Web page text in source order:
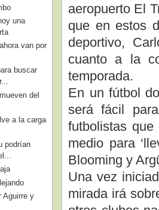
aeropuerto El
que en estos
deportivo,
cuanto a la
temporada.
En un fútbol
será fácil
futbolistas que
medio para
Blooming y
Una vez
mirada irá
una
van por
buscar
del
a la carga
podrían
Aguirre y